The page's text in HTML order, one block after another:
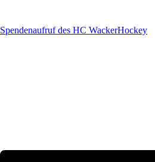
Spendenaufruf des HC WackerHockey